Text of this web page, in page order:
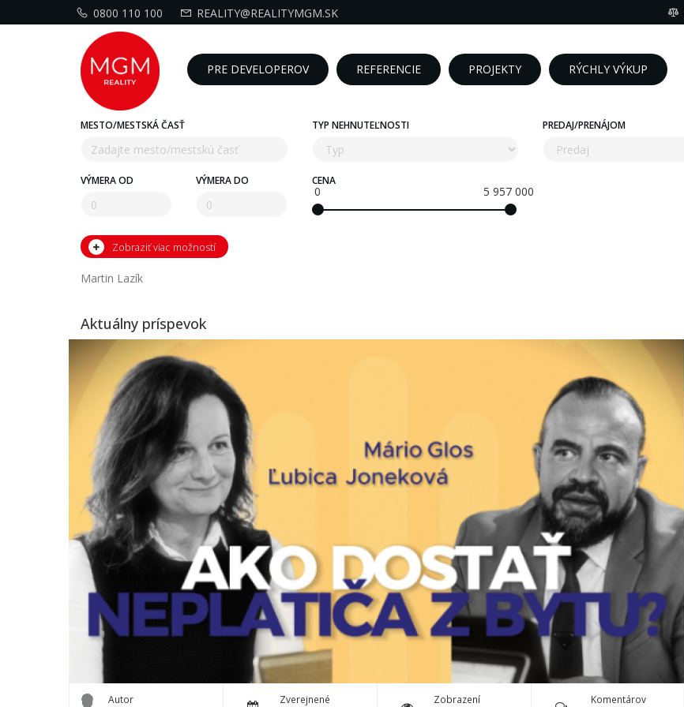
0800 110 100 REALITY@REALITYMGM.SK
PRE DEVELOPEROV REFERENCIE PROJEKTY RÝCHLY VÝKUP
MESTO/MESTSKÁ ČASŤ TYP NEHNUTEĽNOSTI PREDAJ/PRENÁJOM
VÝMERA OD VÝMERA DO CENA
0 5 957 000
Zobraziť viac možností
Martin Lazík
Aktuálny príspevok
Autor
Zverejnené Zobrazení Komentárov